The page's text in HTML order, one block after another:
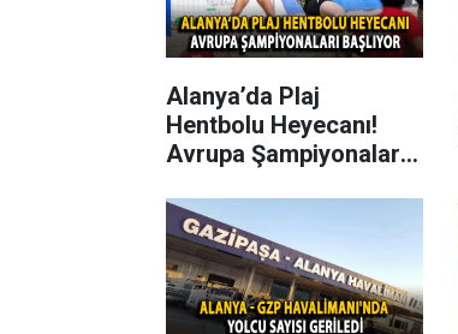
Alanya’da Plaj
Hentbolu Heyecanı!
Avrupa Şampiyonaları